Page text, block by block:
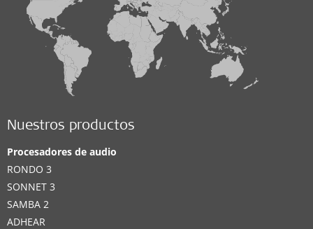
Nuestros productos
Procesadores de audio
RONDO 3
SONNET 3
SAMBA 2
ADHEAR